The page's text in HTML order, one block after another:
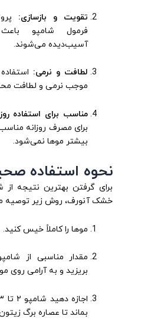
تقویت و بازسازی:
فرمول شامپو
آسیب‌دیده می‌شوند.
لطافت و نرمی:
موجب نرمی و لطافت
مناسب برای استفاده
برای مصرف روزانه
بیشتر موها نمی‌شود.
نحوه استفاده
برای گرفتن بهترین نتیجه
خشک آنورف، روش زیر توصیه
موها را کاملاً خیس کنید.
مقدار مناسبی از
بریزید و به آرامی روی
بماند تا عصاره برگ